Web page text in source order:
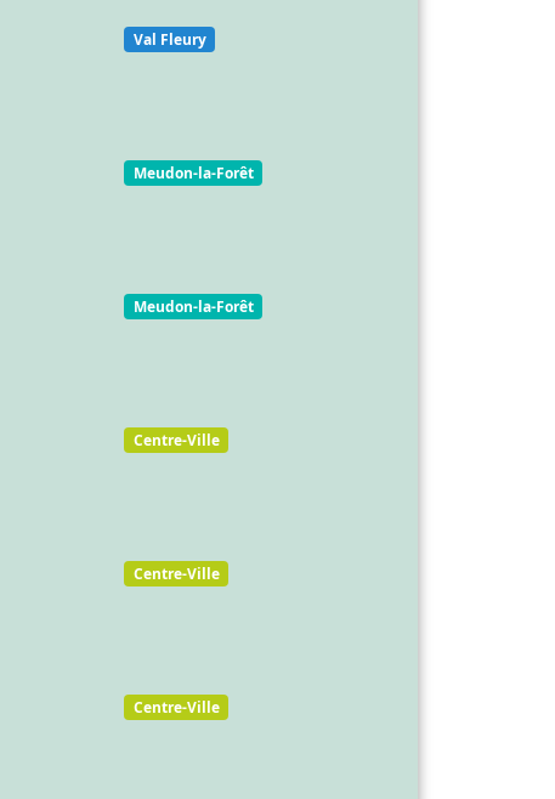
Val Fleury
Meudon-la-Forêt
Meudon-la-Forêt
Centre-Ville
Centre-Ville
Centre-Ville